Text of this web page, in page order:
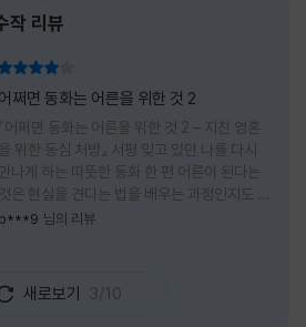
작 리뷰
어쩌면 동화는 어른을 위한 것 2
『어쩌면 동화는 어른을 위한 것 2 – 지친 영혼
을 위한 동심 처방』 서평 잊고 있던 나를 다시
만나게 하는 따뜻한 동화 한 편 어른이 된다는
것은 현실을 견디는 법을 배우는 과정인지도 모
른다. 해야 할 일은 늘어나고, 책임은 무거워지
효율과 성과를 먼저 생각하는 사람이 되어간다.
어쩌면 동화는 어른을 위한 것 2 – 지친 영혼
b***9 님의 리뷰
새로보기 3/10